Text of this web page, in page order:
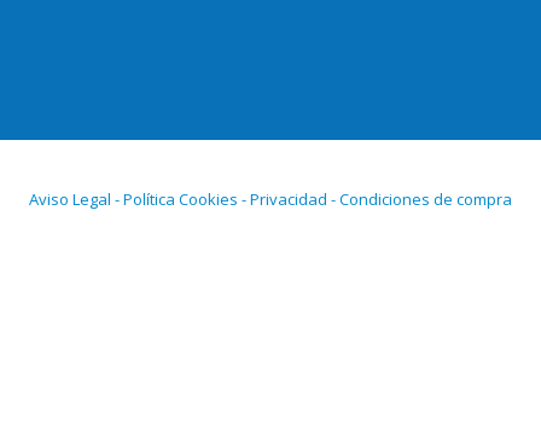
Aviso Legal - Política Cookies - Privacidad - Condiciones de compra